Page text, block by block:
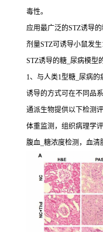
毒性。
应用最广泛的STZ诱导
剂量STZ可诱导小鼠发生
STZ诱导的糖_尿病模型
1、与人类1型糖_尿病
诱导的方式可在不同品
通派生物提供以下检测评
体重监测，组织病理学
腹血_糖浓度检测，血清